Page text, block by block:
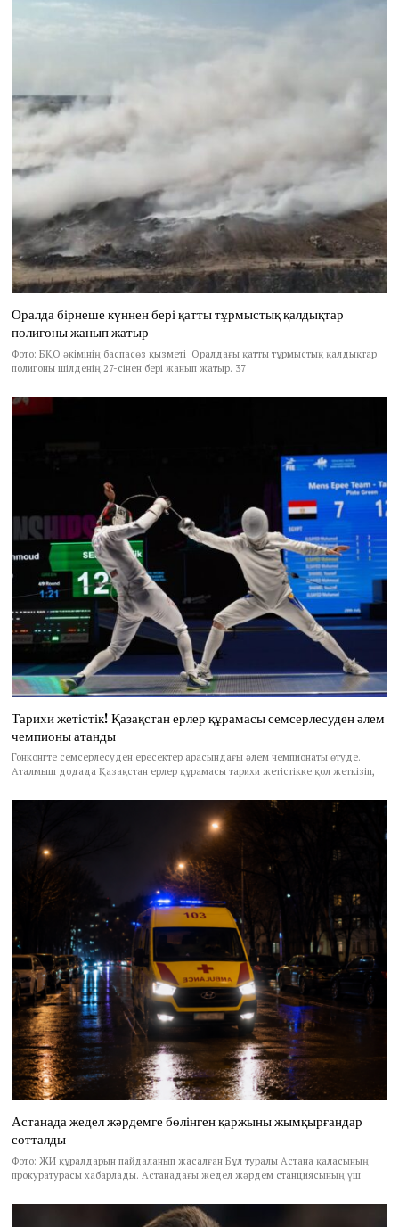
Оралда бірнеше күннен бері қатты тұрмыстық қалдықтар
полигоны жанып жатыр
Фото: БҚО әкімінің баспасөз қызметі Оралдағы қатты тұрмыстық қалдықтар
полигоны шілденің 27-сінен бері жанып жатыр. 37
Тарихи жетістік! Қазақстан ерлер құрамасы семсерлесуден әлем
чемпионы атанды
Гонконгте семсерлесуден ересектер арасындағы әлем чемпионаты өтуде.
Аталмыш додада Қазақстан ерлер құрамасы тарихи жетістікке қол жеткізіп,
Астанада жедел жәрдемге бөлінген қаржыны жымқырғандар
сотталды
Фото: ЖИ құралдарын пайдаланып жасалған Бұл туралы Астана қаласының
прокуратурасы хабарлады. Астанадағы жедел жәрдем станциясының үш